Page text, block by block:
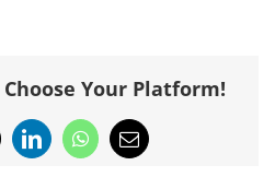
Your Platform!
LinkedInWhatsApp
Email